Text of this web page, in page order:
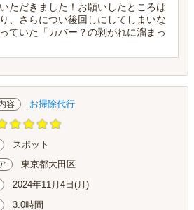
ただきました！お願いしたところは
、さらについ後回しにしてしまいな
ていた「カバー？の剥がれに溜まっ
容 お掃除代行
スポット
東京都大田区
2024年11月4日(月)
3.0時間